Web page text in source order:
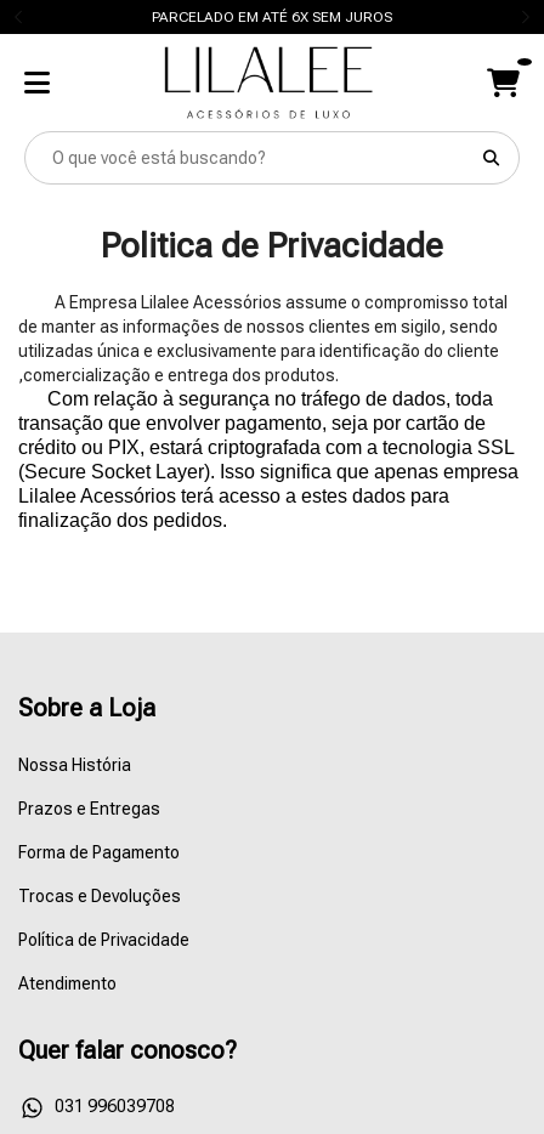
PARCELADO EM ATÉ 6X SEM JUROS
Politica de Privacidade
A Empresa Lilalee Acessórios assume o compromisso total
de manter as informações de nossos clientes em sigilo, sendo
utilizadas única e exclusivamente para identificação do cliente
,comercialização e entrega dos produtos.
Com relação à segurança no tráfego de dados, toda
transação que envolver pagamento, seja por cartão de
crédito ou PIX, estará criptografada com a tecnologia SSL
(Secure Socket Layer). Isso significa que apenas empresa
Lilalee Acessórios terá acesso a estes dados para
finalização dos pedidos.
Sobre a Loja
Nossa História
Prazos e Entregas
Forma de Pagamento
Trocas e Devoluções
Política de Privacidade
Atendimento
Quer falar conosco?
55031996039708